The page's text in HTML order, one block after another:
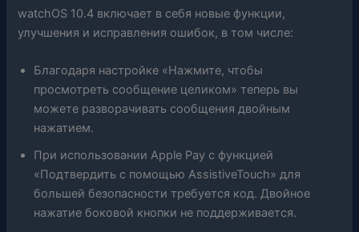
watchOS 10.4 включает в себя новые функции,
улучшения и исправления ошибок, в том числе:
Благодаря настройке «Нажмите, чтобы
просмотреть сообщение целиком» теперь вы
можете разворачивать сообщения двойным
нажатием.
При использовании Apple Pay с функцией
«Подтвердить с помощью AssistiveTouch» для
большей безопасности требуется код. Двойное
нажатие боковой кнопки не поддерживается.